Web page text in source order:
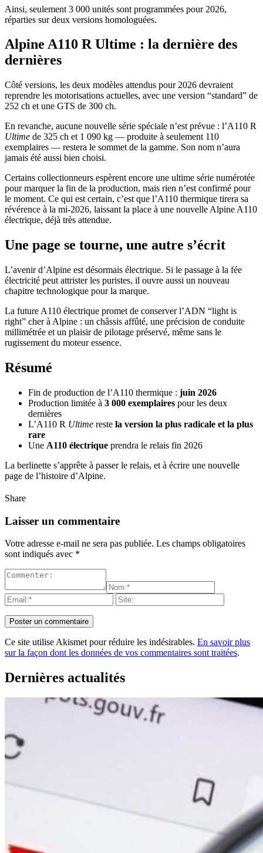
Ainsi, seulement 3 000 unités sont programmées pour 2026,
réparties sur deux versions homologuées.
Alpine A110 R Ultime : la dernière des
dernières
Côté versions, les deux modèles attendus pour 2026 devraient
reprendre les motorisations actuelles, avec une version “standard” de
252 ch et une GTS de 300 ch.
En revanche, aucune nouvelle série spéciale n’est prévue : l’A110 R
Ultime de 325 ch et 1 090 kg — produite à seulement 110
exemplaires — restera le sommet de la gamme. Son nom n’aura
jamais été aussi bien choisi.
Certains collectionneurs espèrent encore une ultime série numérotée
pour marquer la fin de la production, mais rien n’est confirmé pour
le moment. Ce qui est certain, c’est que l’A110 thermique tirera sa
révérence à la mi-2026, laissant la place à une nouvelle Alpine A110
électrique, déjà très attendue.
Une page se tourne, une autre s’écrit
L’avenir d’Alpine est désormais électrique. Si le passage à la fée
électricité peut attrister les puristes, il ouvre aussi un nouveau
chapitre technologique pour la marque.
La future A110 électrique promet de conserver l’ADN “light is
right” cher à Alpine : un châssis affûté, une précision de conduite
millimétrée et un plaisir de pilotage préservé, même sans le
rugissement du moteur essence.
Résumé
Fin de production de l’A110 thermique : juin 2026
Production limitée à 3 000 exemplaires pour les deux
dernières
L’A110 R Ultime reste la version la plus radicale et la plus
rare
Une A110 électrique prendra le relais fin 2026
La berlinette s’apprête à passer le relais, et à écrire une nouvelle
page de l’histoire d’Alpine.
Share
Laisser un commentaire
Votre adresse e-mail ne sera pas publiée. Les champs obligatoires
sont indiqués avec *
Ce site utilise Akismet pour réduire les indésirables. En savoir plus
sur la façon dont les données de vos commentaires sont traitées.
Dernières actualités